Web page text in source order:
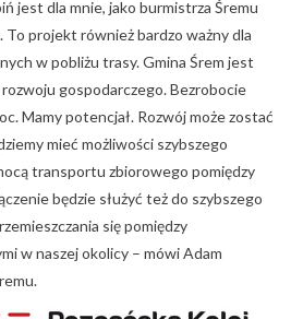
jest dla mnie, jako burmistrza Śremu
projekt również bardzo ważny dla
w pobliżu trasy. Gmina Śrem jest
gospodarczego. Bezrobocie
Mamy potencjał. Rozwój może zostać
mieć możliwości szybszego
transportu zbiorowego pomiędzy
będzie służyć też do szybszego
się pomiędzy
w naszej okolicy – mówi Adam